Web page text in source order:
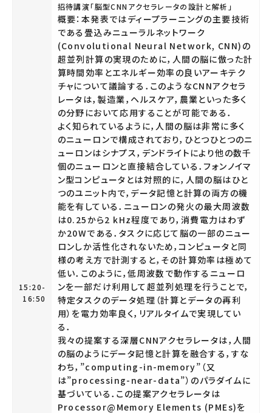
15:20-
16:50
招待講演「脳型CNNアクセラレータの設計と解析」
概要：本発表ではディープラーニングの主要技術
である畳込みニューラルネットワーク
(Convolutional Neural Network, CNN)の
超並列計算の実現のために，人間の脳に倣った計
算時間効率とエネルギー効率の良いアーキテク
チャについて議論する．このようなCNNアクセラ
レータは，製造業，ヘルスケア，農業といった多く
の分野において応用することが可能である．
よく知られているように，人間の脳は非常に多く
のニューロンで構成されており，ひとつひとつのニ
ューロンはシナプス，デンドライトにより他の数千
個のニューロンと直接結合している．フォンノイマ
ン型コンピュータとは対照的に，人間の脳はひと
つのユニット内で，データ記憶と計算の両方の機
能を有している．ニューロンの発火の最大周波数
は0.25から2 kHz程度であり，消費電力はわず
か20Wである．タスクに応じて脳の一部のニュー
ロンしか活性化されないため，コンピュータと同
様の考え方で計測すると，その計算効率は極めて
低い．このように，低周波数で動作するニューロ
ンを一部だけ利用して超並列処理を行うことで，
特定タスクのデータ処理（計算とデータの再利
用）を電力効率良く，リアルタイムで実現してい
る．
我々の提案する深層CNNアクセラレータは，人間
の脳のようにデータ記憶と計算を融合する，すな
わち，”computing-in-memory”（又
は”processing-near-data”）のパラダイムに
基づいている．この提案アクセラレータは
Processor@Memory Elements (PMEs)を